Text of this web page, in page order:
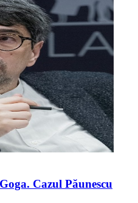
Cazul Păunescu